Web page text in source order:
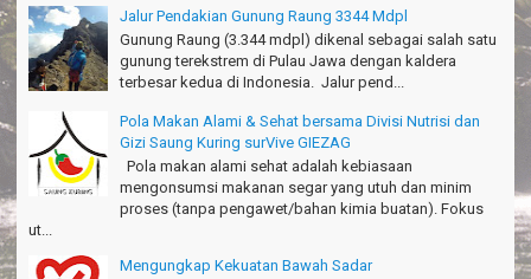
エキサイティングなツアー。ありがとう Arief Pangandaran
Nakata-Osaka Japan
Amazing palace
Hiromi - Fukusima Japan
Jalur Pendakian Gunung Raung 3344 Mdpl
Gunung Raung (3.344 mdpl) dikenal sebagai salah satu
gunung terekstrem di Pulau Jawa dengan kaldera
terbesar kedua di Indonesia. Jalur pend...
Pola Makan Alami & Sehat bersama Divisi Nutrisi dan
Gizi Saung Kuring surVive GIEZAG
Pola makan alami sehat adalah kebiasaan
mengonsumsi makanan segar yang utuh dan minim
proses (tanpa pengawet/bahan kimia buatan). Fokus
ut...
Mengungkap Kekuatan Bawah Sadar